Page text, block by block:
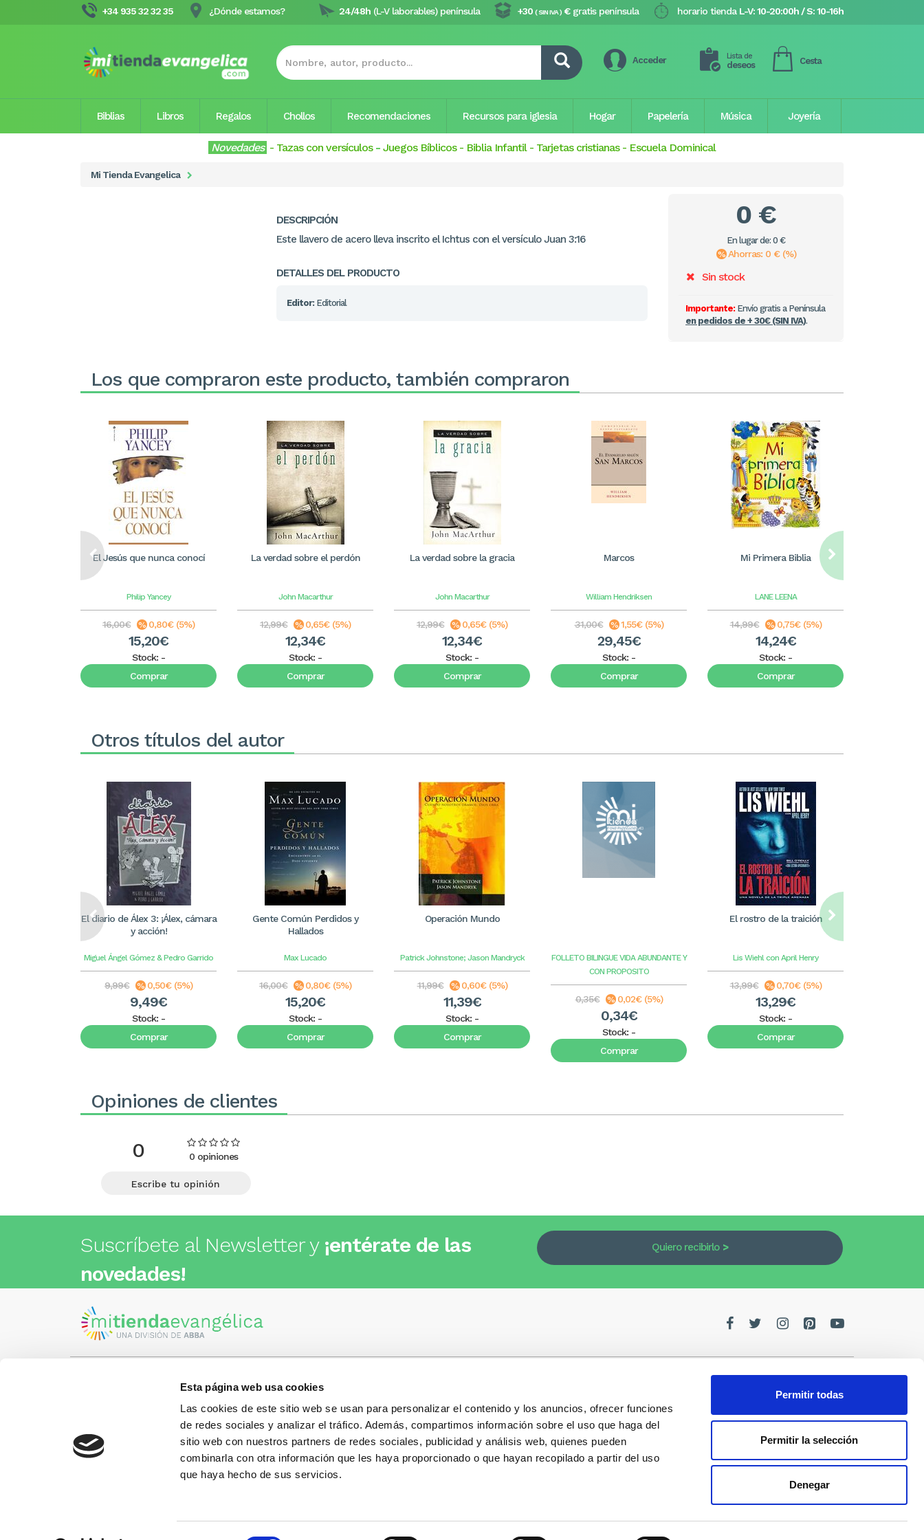
Esta página web usa cookies
Las cookies de este sitio web se usan para personalizar el contenido y los anuncios, ofrecer funciones
de redes sociales y analizar el tráfico. Además, compartimos información sobre el uso que haga del
sitio web con nuestros partners de redes sociales, publicidad y análisis web, quienes pueden
combinarla con otra información que les haya proporcionado o que hayan recopilado a partir del uso
que haya hecho de sus servicios.
Permitir todas
Permitir la selección
Denegar
+34 935 32 32 35 ¿Dónde estamos? horario tienda L-V: 10-20:00h / S: 10-16h
+30 ( SIN IVA ) €gratis península
24/48h (L-V laborables) península
Acceder Lista de
deseos Cesta
Biblias Libros Regalos Chollos Recomendaciones Recursos para iglesia Hogar Papelería Música Joyería
Novedades - Tazas con versículos- Juegos Bíblicos- Biblia Infantil- Tarjetas cristianas - Escuela Dominical
Mi Tienda Evangelica
DESCRIPCIÓN
Este llavero de acero lleva inscrito el Ichtus con el versículo Juan 3:16
DETALLES DEL PRODUCTO
Editor: Editorial
0 €
En lugar de: 0 €
Ahorras: 0 € (%)
Sin stock
Importante:Envío gratis a Península
en pedidos de + 30€ (SIN IVA).
Los que compraron este producto, también compraron
El Jesús que nunca conocí
Philip Yancey
16,00€ 0,80€ (5%)
15,20€
Stock: -
Comprar
La verdad sobre el perdón
John Macarthur
12,99€ 0,65€ (5%)
12,34€
Stock: -
Comprar
La verdad sobre la gracia
John Macarthur
12,99€ 0,65€ (5%)
12,34€
Stock: -
Comprar
Marcos
William Hendriksen
31,00€ 1,55€ (5%)
29,45€
Stock: -
Comprar
Mi Primera Biblia
LANE LEENA
14,99€ 0,75€ (5%)
14,24€
Stock: -
Comprar
Otros títulos del autor
El diario de Álex 3: ¡Álex, cámara
y acción!
Miguel Ángel Gómez & Pedro Garrido
9,99€ 0,50€ (5%)
9,49€
Stock: -
Comprar
Gente Común Perdidos y
Hallados
Max Lucado
16,00€ 0,80€ (5%)
15,20€
Stock: -
Comprar
Operación Mundo
Patrick Johnstone; Jason Mandryck
11,99€ 0,60€ (5%)
11,39€
Stock: -
Comprar
FOLLETO BILINGUE VIDA ABUNDANTE Y
CON PROPOSITO
0,35€ 0,02€ (5%)
0,34€
Stock: -
Comprar
El rostro de la traición
Lis Wiehl con April Henry
13,99€ 0,70€ (5%)
13,29€
Stock: -
Comprar
Opiniones de clientes
0 0 opiniones
Escribe tu opinión
Suscríbete al Newsletter y ¡entérate de las
novedades!
Quiero recibirlo
Visita nuestra tienda
Metro: ¿Cómo llegar?
• Encants (L2) - a 1 calle
• Glòries (L1) - a 3 calles
• Sagrada Familia (L2, L5) - a 6
+34 935 32 32 35
¿Tienes dudas, consultas o preguntas?
Llámanos y te contestaremos con mucho
gusto.
Política de privacidad
Política de privacidad redes
Condiciones generales de la
compra
Contacto